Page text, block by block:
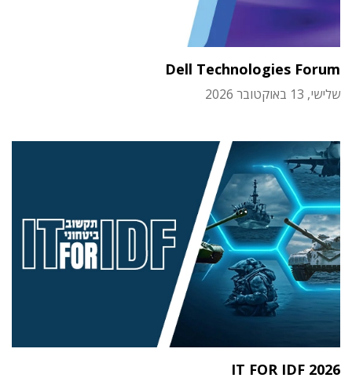
Dell Technologies Forum
שלישי, 13 באוקטובר 2026
IT FOR IDF 2026